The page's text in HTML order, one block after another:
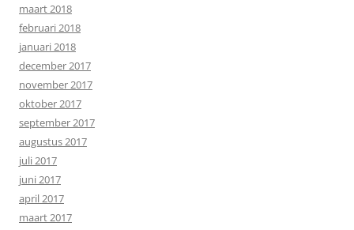
maart 2018
februari 2018
januari 2018
december 2017
november 2017
oktober 2017
september 2017
augustus 2017
juli 2017
juni 2017
april 2017
maart 2017